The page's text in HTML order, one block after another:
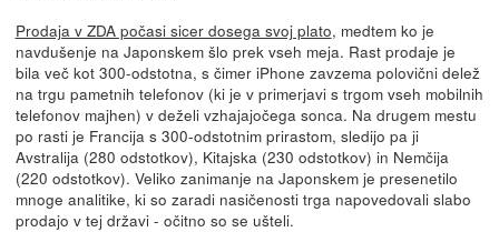
Prodaja v ZDA počasi sicer dosega svoj plato, medtem ko je
navdušenje na Japonskem šlo prek vseh meja. Rast prodaje je
bila več kot 300-odstotna, s čimer iPhone zavzema polovični delež
na trgu pametnih telefonov (ki je v primerjavi s trgom vseh mobilnih
telefonov majhen) v deželi vzhajajočega sonca. Na drugem mestu
po rasti je Francija s 300-odstotnim prirastom, sledijo pa ji
Avstralija (280 odstotkov), Kitajska (230 odstotkov) in Nemčija
(220 odstotkov). Veliko zanimanje na Japonskem je presenetilo
mnoge analitike, ki so zaradi nasičenosti trga napovedovali slabo
prodajo v tej državi - očitno so se ušteli.